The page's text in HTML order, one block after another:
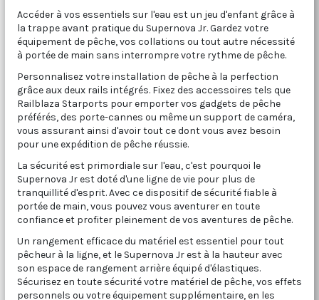
Accéder à vos essentiels sur l'eau est un jeu d'enfant grâce à
la trappe avant pratique du Supernova Jr. Gardez votre
équipement de pêche, vos collations ou tout autre nécessité
à portée de main sans interrompre votre rythme de pêche.
Personnalisez votre installation de pêche à la perfection
grâce aux deux rails intégrés. Fixez des accessoires tels que
Railblaza Starports pour emporter vos gadgets de pêche
préférés, des porte-cannes ou même un support de caméra,
vous assurant ainsi d'avoir tout ce dont vous avez besoin
pour une expédition de pêche réussie.
La sécurité est primordiale sur l'eau, c'est pourquoi le
Supernova Jr est doté d'une ligne de vie pour plus de
tranquillité d'esprit. Avec ce dispositif de sécurité fiable à
portée de main, vous pouvez vous aventurer en toute
confiance et profiter pleinement de vos aventures de pêche.
Un rangement efficace du matériel est essentiel pour tout
pêcheur à la ligne, et le Supernova Jr est à la hauteur avec
son espace de rangement arrière équipé d'élastiques.
Sécurisez en toute sécurité votre matériel de pêche, vos effets
personnels ou votre équipement supplémentaire, en les